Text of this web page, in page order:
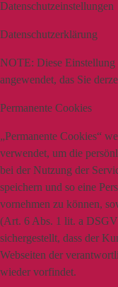
Datenschutzeinstellungen
Datenschutzerklärung
NOTE: Diese
angewendet, das Sie
Permanente Cookies
„Permanente Cookies“
verwendet, um die
bei der Nutzung der
speichern und so eine
vornehmen zu können,
(Art. 6 Abs. 1 lit. a
sichergestellt, dass der
Webseiten der
wieder vorfindet.